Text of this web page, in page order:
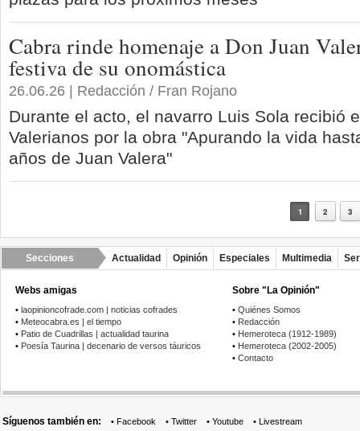
Cabra rinde homenaje a Don Juan
festiva de su onomástica
26.06.26 | Redacción / Fran Rojano
Durante el acto, el navarro Luis Sola recibió
Valerianos por la obra "Apurando la vida
años de Juan Valera"
1 2 3
Secciones Actualidad Opinión Especiales Multimedia
Webs amigas
• laopinioncofrade.com | noticias cofrades
• Meteocabra.es | el tiempo
• Patio de Cuadrillas | actualidad taurina
• Poesía Taurina | decenario de versos táuricos
Sobre "La Opinión"
• Quiénes Somos
• Redacción
• Hemeroteca (1912-1989)
• Hemeroteca (2002-2005)
• Contacto
Síguenos también en: • Facebook • Twitter • Youtube • Livestream